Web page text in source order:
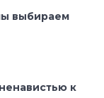
выбираем
к